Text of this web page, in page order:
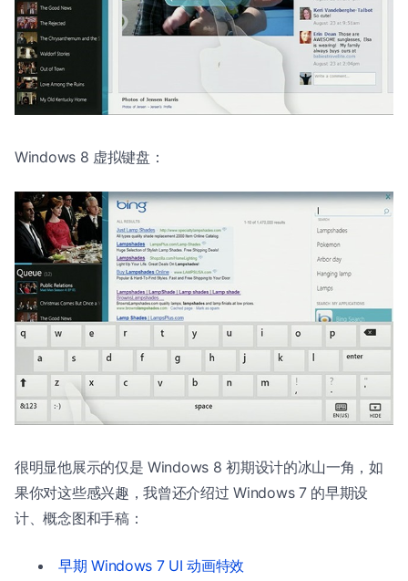
Windows 8 虚拟键盘：
很明显他展示的仅是 Windows 8 初期设计的冰山一角，如
果你对这些感兴趣，我曾还介绍过 Windows 7 的早期设
计、概念图和手稿：
早期 Windows 7 UI 动画特效